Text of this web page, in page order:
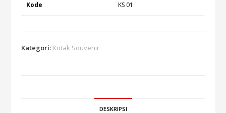
Kode KS 01
Kategori: Kotak Souvenir
DESKRIPSI